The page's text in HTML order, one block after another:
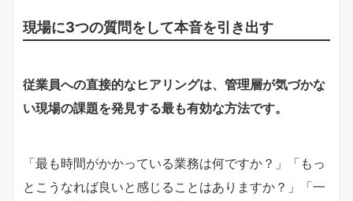
現場に3つの質問をして本音を引き出す
従業員への直接的なヒアリングは、管理層が気づかな
い現場の課題を発見する最も有効な方法です。
「最も時間がかかっている業務は何ですか？」「もっ
とこうなれば良いと感じることはありますか？」「一